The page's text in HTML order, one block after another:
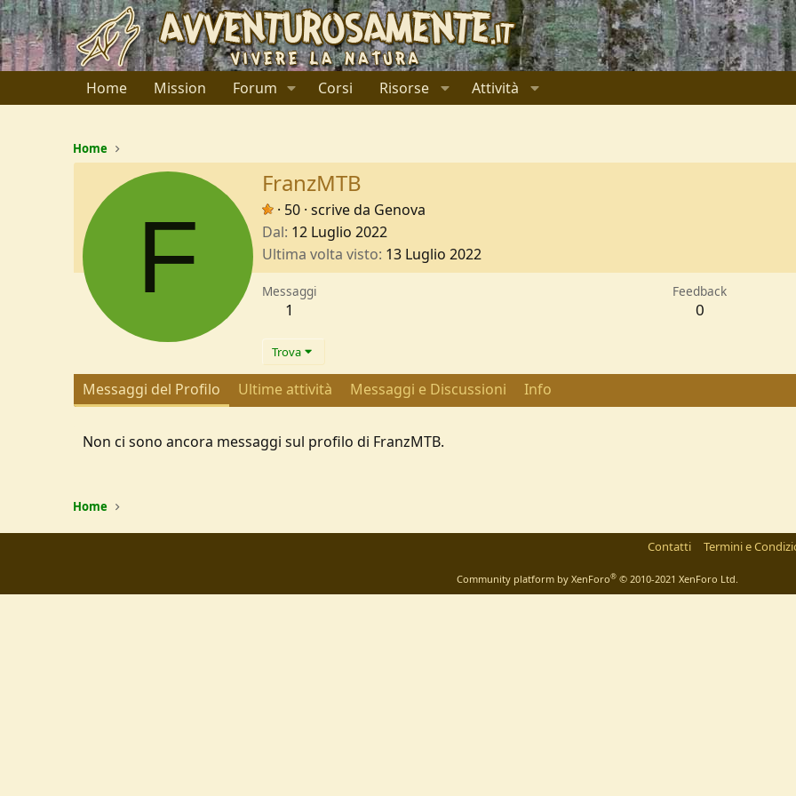
Home Mission Forum Corsi Risorse Attività
Home
F
FranzMTB
· 50 · scrive da Genova
Dal 12 Luglio 2022
Ultima volta visto 13 Luglio 2022
Messaggi
1
Feedback
0
Trova
Messaggi del Profilo Ultime attività Messaggi e Discussioni Info
Non ci sono ancora messaggi sul profilo di FranzMTB.
Home
Contatti Termini e
Community platform by XenForo® © 2010-2021 XenForo Ltd.